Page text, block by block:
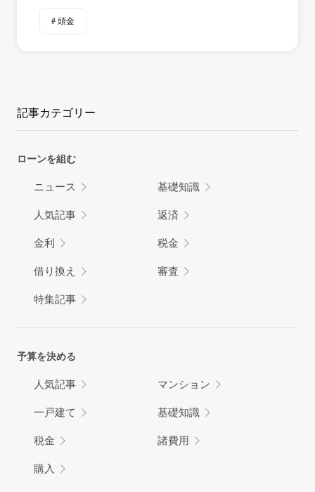
# 頭金
記事カテゴリー
ローンを組む
ニュース 基礎知識
人気記事 返済
金利 税金
借り換え 審査
特集記事
予算を決める
人気記事 マンション
一戸建て 基礎知識
税金 諸費用
購入